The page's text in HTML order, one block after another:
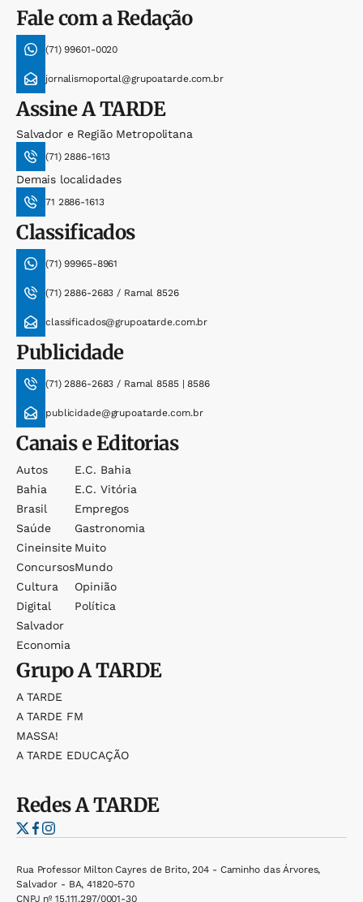
Fale com a Redação
(71) 99601-0020
jornalismoportal@grupoatarde.com.br
AssineA TARDE
Salvador e Região Metropolitana
(71) 2886-1613
Demais localidades
71 2886-1613
Classificados
(71) 99965-8961
(71) 2886-2683 / Ramal 8526
classificados@grupoatarde.com.br
Publicidade
(71) 2886-2683 / Ramal 8585 | 8586
publicidade@grupoatarde.com.br
Canais e Editorias
Autos
Bahia
Brasil
Saúde
Cineinsite
Concursos
Cultura
Digital
Salvador
Economia
E.c. Bahia
E.c. Vitória
Empregos
Gastronomia
Muito
Mundo
Opinião
Política
GrupoA TARDE
A TARDE
A TARDE FM
MASSA!
A TARDE EDUCAÇÃO
RedesA TARDE
Rua Professor Milton Cayres de Brito, 204 - Caminho das Árvores,
Salvador - BA, 41820-570
CNPJ nº 15.111.297/0001-30